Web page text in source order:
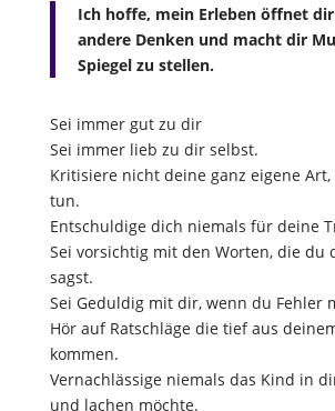
Ich hoffe, mein Erleben öffnet
andere Denken und macht dir
Spiegel zu stellen.
Sei immer gut zu dir
Sei immer lieb zu dir selbst.
Kritisiere nicht deine ganz eigene Art,
tun.
Entschuldige dich niemals für deine
Sei vorsichtig mit den Worten, die du
sagst.
Sei Geduldig mit dir, wenn du Fehler
Hör auf Ratschläge die tief aus
kommen.
Vernachlässige niemals das Kind in
und lachen möchte.